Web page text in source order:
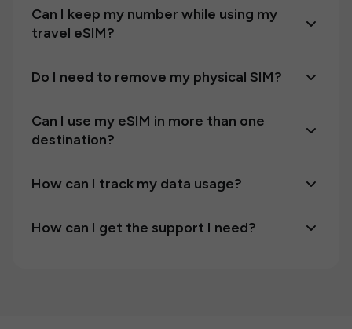
Can I keep my number while using my
travel eSIM?
Do I need to remove my physical SIM?
Can I use my eSIM in more than one
destination?
How can I track my data usage?
How can I get the support I need?